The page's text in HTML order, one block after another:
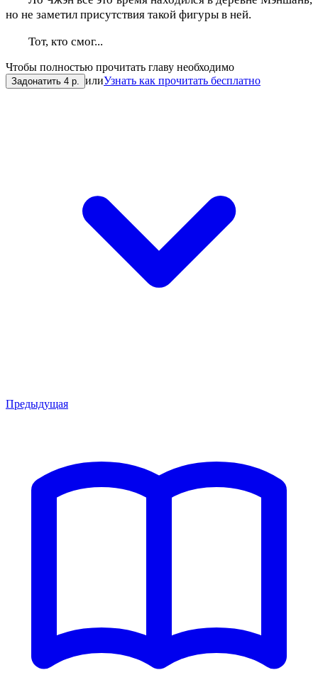
но не заметил присутствия такой фигуры в ней.
Тот, кто смог...
Чтобы полностью прочитать главу необходимо
Задонатить 4 р. илиУзнать как прочитать бесплатно
Предыдущая